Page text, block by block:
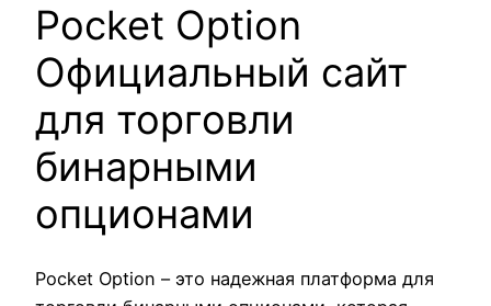
Pocket Option
Официальный сайт
для торговли
бинарными
опционами
Pocket Option – это надежная платформа для